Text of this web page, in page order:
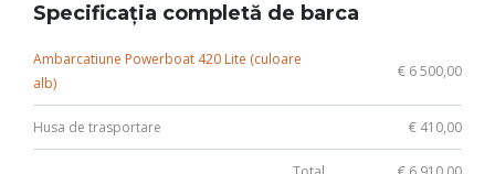
Specificația completă de barca
Ambarcatiune Powerboat 420 Lite (culoare
alb)
€ 6 500,00
Husa de trasportare € 410,00